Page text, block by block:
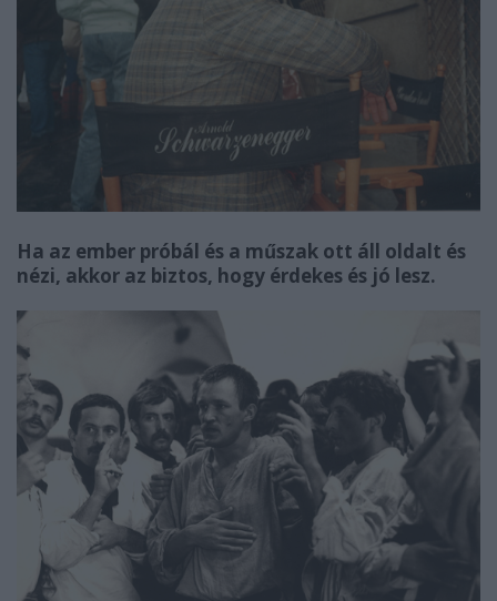
Ha az ember próbál és a műszak ott áll oldalt és
nézi, akkor az biztos, hogy érdekes és jó lesz.